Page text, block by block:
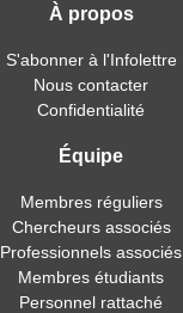
À propos
S'abonner à l'Infolettre
Nous contacter
Confidentialité
Équipe
Membres réguliers
Chercheurs associés
Professionnels associés
Membres étudiants
Personnel rattaché